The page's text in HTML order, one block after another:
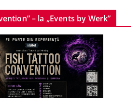
– la „Events by Werk”